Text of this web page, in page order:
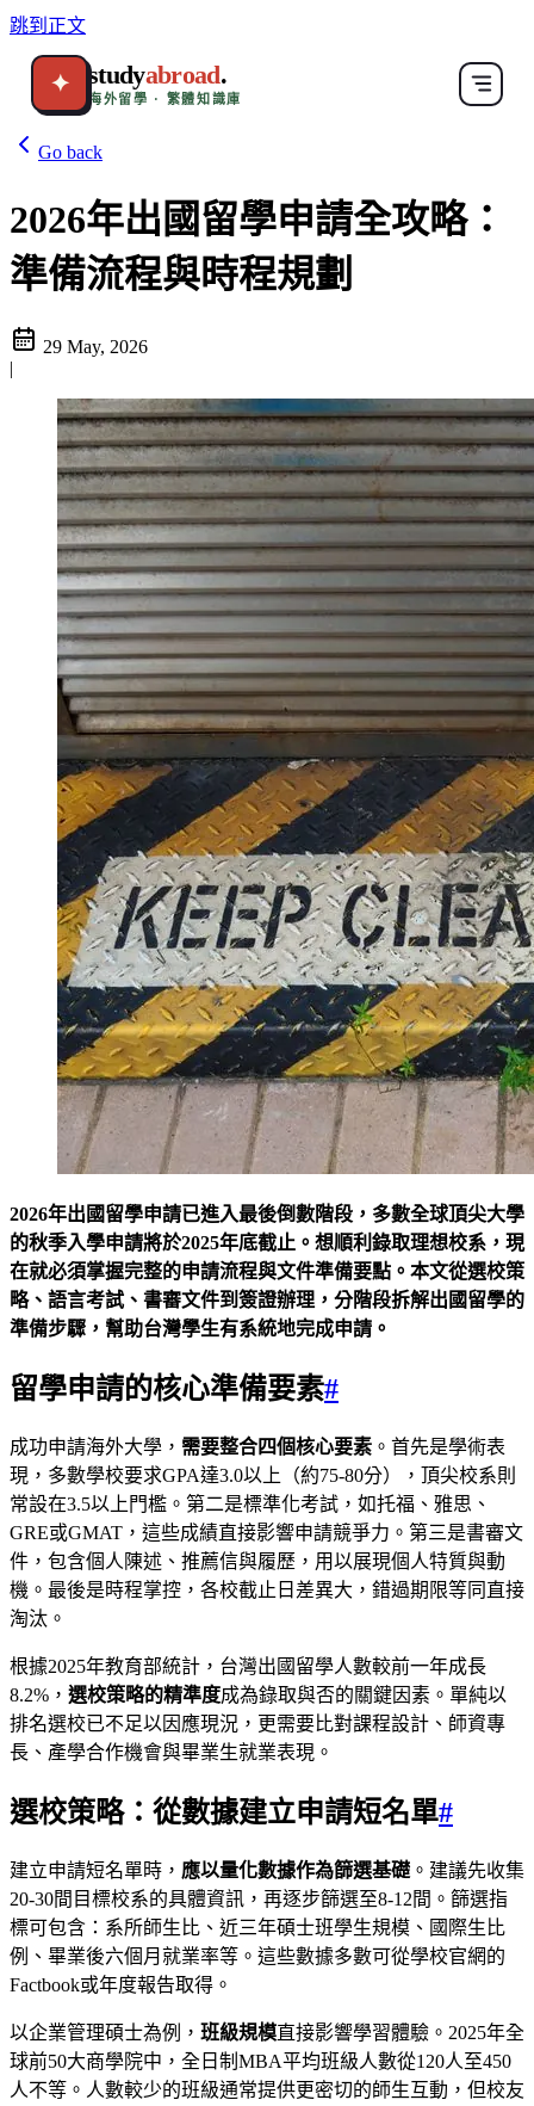
跳到正文
✦ studyabroad.
海外留學 · 繁體知識庫
Go back
2026年出國留學申請全攻略：
準備流程與時程規劃
29 May, 2026
|
2026年出國留學申請已進入最後倒數階段，多數全球頂尖大學
的秋季入學申請將於2025年底截止。想順利錄取理想校系，現
在就必須掌握完整的申請流程與文件準備要點。本文從選校策
略、語言考試、書審文件到簽證辦理，分階段拆解出國留學的
準備步驟，幫助台灣學生有系統地完成申請。
留學申請的核心準備要素#
成功申請海外大學， 需要整合四個核心要素 。首先是學術表
現，多數學校要求GPA達3.0以上（約75-80分），頂尖校系則
常設在3.5以上門檻。第二是標準化考試，如托福、雅思、
GRE或GMAT，這些成績直接影響申請競爭力。第三是書審文
件，包含個人陳述、推薦信與履歷，用以展現個人特質與動
機。最後是時程掌控，各校截止日差異大，錯過期限等同直接
淘汰。
根據2025年教育部統計，台灣出國留學人數較前一年成長
8.2%， 選校策略的精準度成為錄取與否的關鍵因素。單純以
排名選校已不足以因應現況，更需要比對課程設計、師資專
長、產學合作機會與畢業生就業表現。
選校策略：從數據建立申請短名單#
建立申請短名單時， 應以量化數據作為篩選基礎 。建議先收集
20-30間目標校系的具體資訊，再逐步篩選至8-12間。篩選指
標可包含：系所師生比、近三年碩士班學生規模、國際生比
例、畢業後六個月就業率等。這些數據多數可從學校官網的
Factbook或年度報告取得。
以企業管理碩士為例， 班級規模直接影響學習體驗。2025年全
球前50大商學院中，全日制MBA平均班級人數從120人至450
人不等。人數較少的班級通常提供更密切的師生互動，但校友